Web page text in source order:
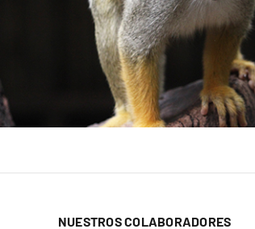
NUESTROS COLABORADORES